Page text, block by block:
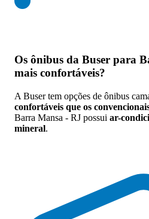
Os ônibus da Buser para
mais confortáveis?
A Buser tem opções de ônibus
confortáveis que os
Barra Mansa - RJ possui ar-
mineral.